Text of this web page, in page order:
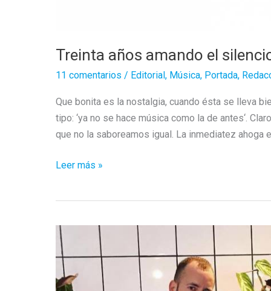
Treinta años amando el
11 comentarios / Editorial, Música, Portada,
Que bonita es la nostalgia, cuando ésta se lleva
tipo: ‘ya no se hace música como la de antes‘.
que no la saboreamos igual. La inmediatez ahoga
Treinta
silencio
Leer más »